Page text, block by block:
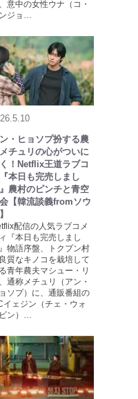
意中の女性ウナ（コ・
ジョ…
・ヒョソプ扮する農
チュリの心がついに
！Netflix王道ラブコ
本日も完売しまし
農村のピンチと青空
【韓流談義fromソウ
配信の人気ラブコメ
『本日も完売しまし
物語序盤、トクプン村
質なキノコを栽培して
青年農夫マシュー・リ
通称メチュリ（アン・
ソプ）に、通販番組の
イェジン（チェ・ウォ
ン）…